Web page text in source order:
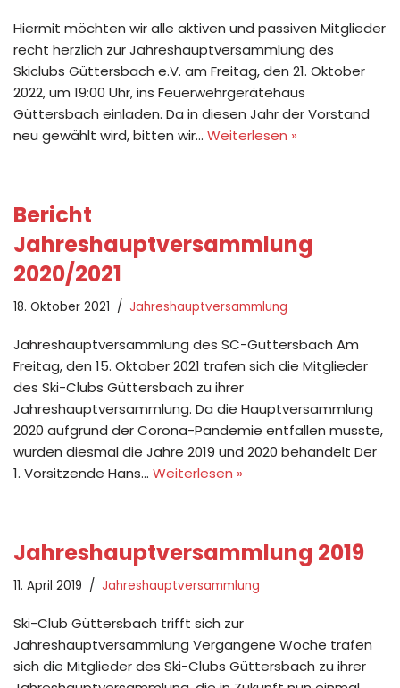
Hiermit möchten wir alle aktiven und passiven Mitglieder
recht herzlich zur Jahreshauptversammlung des
Skiclubs Güttersbach e.V. am Freitag, den 21. Oktober
2022, um 19:00 Uhr, ins Feuerwehrgerätehaus
Güttersbach einladen. Da in diesen Jahr der Vorstand
neu gewählt wird, bitten wir… Weiterlesen »
Bericht
Jahreshauptversammlung
2020/2021
18. Oktober 2021 Jahreshauptversammlung
Jahreshauptversammlung des SC-Güttersbach Am
Freitag, den 15. Oktober 2021 trafen sich die Mitglieder
des Ski-Clubs Güttersbach zu ihrer
Jahreshauptversammlung. Da die Hauptversammlung
2020 aufgrund der Corona-Pandemie entfallen musste,
wurden diesmal die Jahre 2019 und 2020 behandelt Der
1. Vorsitzende Hans… Weiterlesen »
Jahreshauptversammlung 2019
11. April 2019 Jahreshauptversammlung
Ski-Club Güttersbach trifft sich zur
Jahreshauptversammlung Vergangene Woche trafen
sich die Mitglieder des Ski-Clubs Güttersbach zu ihrer